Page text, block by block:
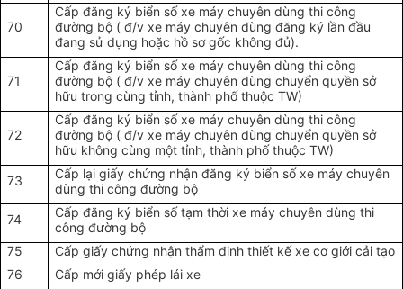
70
Cấp đăng ký biển số xe máy chuyên dùng thi công
đường bộ ( đ/v xe máy chuyên dùng đăng ký lần đầu
đang sử dụng hoặc hồ sơ gốc không đủ).
71
Cấp đăng ký biển số xe máy chuyên dùng thi công
đường bộ ( đ/v xe máy chuyên dùng chuyển quyền sở
hữu trong cùng tỉnh, thành phố thuộc TW)
72
Cấp đăng ký biển số xe máy chuyên dùng thi công
đường bộ ( đ/v xe máy chuyên dùng chuyển quyền sở
hữu không cùng một tỉnh, thành phố thuộc TW)
73
Cấp lại giấy chứng nhận đăng ký biển số xe máy chuyên
dùng thi công đường bộ
74
Cấp đăng ký biển số tạm thời xe máy chuyên dùng thi
công đường bộ
75
Cấp giấy chứng nhận thẩm định thiết kế xe cơ giới cải tạo
76
Cấp mới giấy phép lái xe